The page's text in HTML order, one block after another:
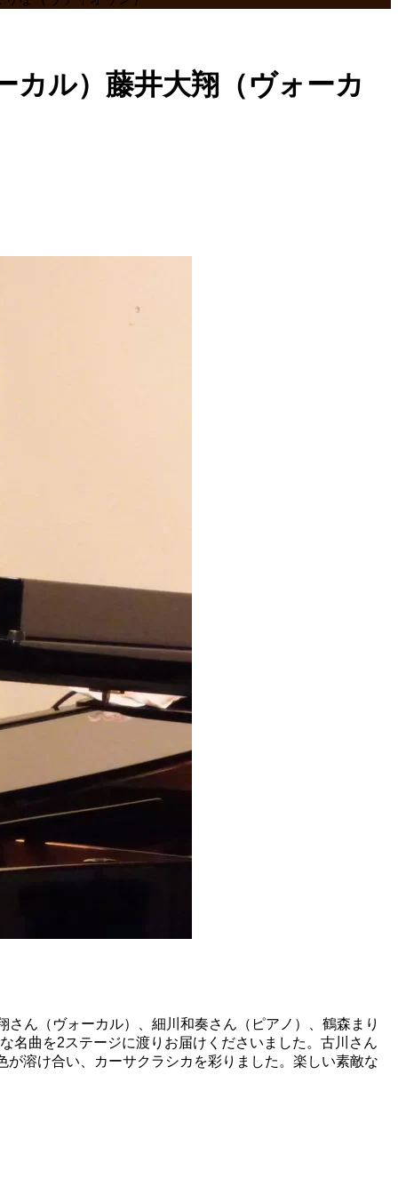
ル）藤井大翔（ヴォーカ
ん（ヴォーカル）、細川和奏さん（ピアノ）、鶴森まり
名曲を2ステージに渡りお届けくださいました。古川さん
溶け合い、カーサクラシカを彩りました。楽しい素敵な